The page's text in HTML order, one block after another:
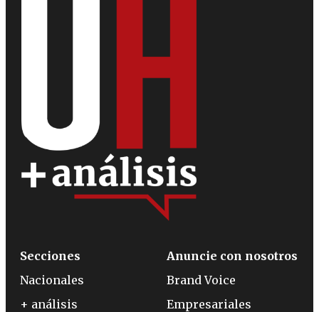
Secciones
Nacionales
+ análisis
Anuncie con nosotros
Brand Voice
Empresariales